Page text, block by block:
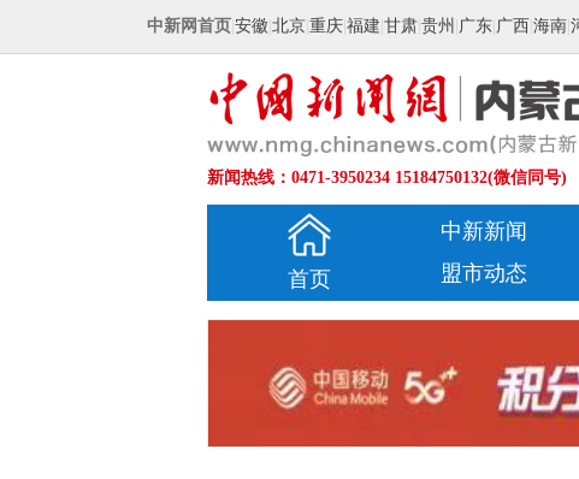
中新网首页 安徽 北京 重庆 福建 甘肃 贵州 广东 广西 海南
新闻热线：0471-3950234 15184750132(微信同号)
首页
中新新闻
盟市动态